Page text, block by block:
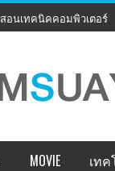
สอนเทคนิคคอมพิวเตอร์
MOVIE เทค